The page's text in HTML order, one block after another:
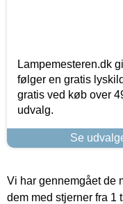
Lampemesteren.dk
følger en gratis
gratis ved køb over
udvalg.
Se
Vi har gennemgået de
dem med stjerner fra 1